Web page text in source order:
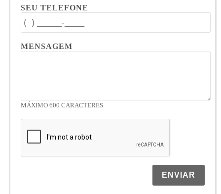
SEU TELEFONE
MENSAGEM
MÁXIMO 600 CARACTERES.
ENVIAR